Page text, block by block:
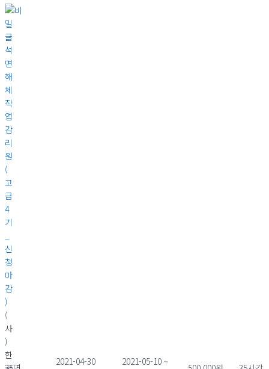
석
면
해
체
작
업
감
리
원
(
고
급
4
기
신
청
마
감
)
(
사
)
한
2021-04-30
2021-05-10 ~